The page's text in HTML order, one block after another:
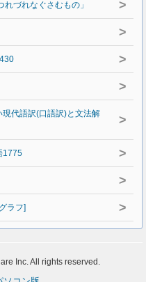
づれなぐさむもの」 >
>
>
>
代語訳(口語訳)と文法解
>
1775 >
>
ラフ] >
Inc. All rights reserved.